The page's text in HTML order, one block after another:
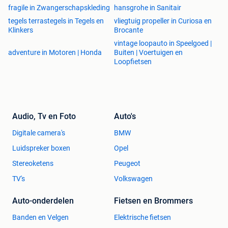
fragile in Zwangerschapskleding
hansgrohe in Sanitair
tegels terrastegels in Tegels en
Klinkers
vliegtuig propeller in Curiosa en
Brocante
adventure in Motoren | Honda
vintage loopauto in Speelgoed |
Buiten | Voertuigen en
Loopfietsen
Audio, Tv en Foto
Digitale camera's
Luidspreker boxen
Stereoketens
TV's
Auto's
BMW
Opel
Peugeot
Volkswagen
Auto-onderdelen
Banden en Velgen
Fietsen en Brommers
Elektrische fietsen